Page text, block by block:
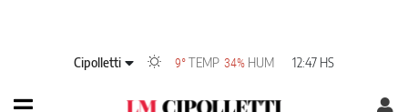
Cipolletti 9°TEMP 34% HUM 12:47 HS